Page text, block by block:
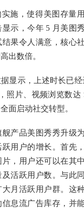
实施，使得美图存量
显示，今年 5 月美图
果令人满意，核心
出数倍。
显示，上述时长已
照片、视频浏览数达
面启动社交转型。
产品美图秀秀升级
用户的增长。首先
，用户还可以在其
活跃用户数。与此
大月活跃用户群。这
息流广告库存，并